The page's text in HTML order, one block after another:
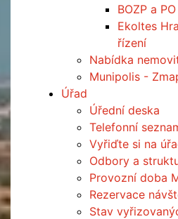
BOZP a
Ekoltes
řízení
Nabídka
Munipolis -
Úřad
Úřední deska
Telefonní
Vyřiďte si na
Odbory a
Provozní doba
Rezervace
Stav